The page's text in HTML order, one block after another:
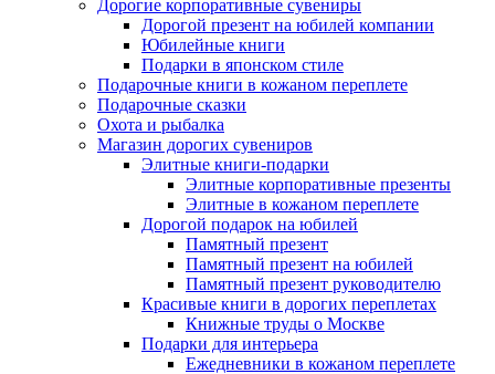
Дорогие корпоративные сувениры
Дорогой презент на юбилей компании
Юбилейные книги
Подарки в японском стиле
Подарочные книги в кожаном переплете
Подарочные сказки
Охота и рыбалка
Магазин дорогих сувениров
Элитные книги-подарки
Элитные корпоративные презенты
Элитные в кожаном переплете
Дорогой подарок на юбилей
Памятный презент
Памятный презент на юбилей
Памятный презент руководителю
Красивые книги в дорогих переплетах
Книжные труды о Москве
Подарки для интерьера
Ежедневники в кожаном переплете